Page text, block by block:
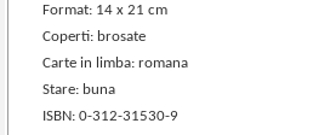
Format: 14 x 21 cm
Coperti: brosate
Carte in limba: romana
Stare: buna
ISBN: 0-312-31530-9